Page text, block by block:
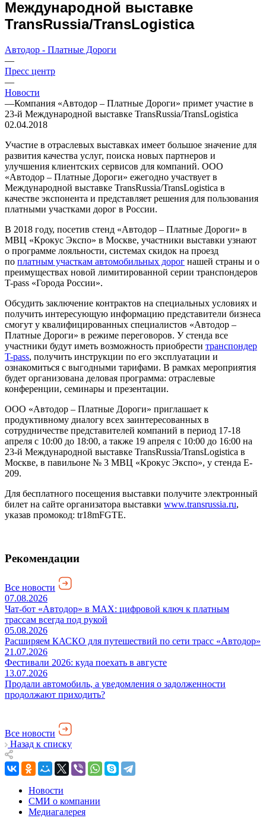
Международной выставке
TransRussia/TransLogistica
Автодор - Платные Дороги
—
Пресс центр
—
Новости
—Компания «Автодор – Платные Дороги» примет участие в
23-й Международной выставке TransRussia/TransLogistica
02.04.2018
Участие в отраслевых выставках имеет большое значение для
развития качества услуг, поиска новых партнеров и
улучшения клиентских сервисов для компаний. ООО
«Автодор – Платные Дороги» ежегодно участвует в
Международной выставке TransRussia/TransLogistica в
качестве экспонента и представляет решения для пользования
платными участками дорог в России.
В 2018 году, посетив стенд «Автодор – Платные Дороги» в
МВЦ «Крокус Экспо» в Москве, участники выставки узнают
о программе лояльности, системах скидок на проезд
по платным участкам автомобильных дорог нашей страны и о
преимуществах новой лимитированной серии транспондеров
T-рass «Города России».
Обсудить заключение контрактов на специальных условиях и
получить интересующую информацию представители бизнеса
смогут у квалифицированных специалистов «Автодор –
Платные Дороги» в режиме переговоров. У стенда все
участники будут иметь возможность приобрести транспондер
T-рass, получить инструкции по его эксплуатации и
ознакомиться с выгодными тарифами. В рамках мероприятия
будет организована деловая программа: отраслевые
конференции, семинары и презентации.
ООО «Автодор – Платные Дороги» приглашает к
продуктивному диалогу всех заинтересованных в
сотрудничестве представителей компаний в период 17-18
апреля с 10:00 до 18:00, а также 19 апреля с 10:00 до 16:00 на
23-й Международной выставке TransRussia/TransLogistica в
Москве, в павильоне № 3 МВЦ «Крокус Экспо», у стенда E-
209.
Для бесплатного посещения выставки получите электронный
билет на сайте организатора выставки www.transrussia.ru,
указав промокод: tr18mFGTE.
Рекомендации
Все новости
07.08.2026
Чат-бот «Автодор» в MAX: цифровой ключ к платным
трассам всегда под рукой
05.08.2026
Расширяем КАСКО для путешествий по сети трасс «Автодор»
21.07.2026
Фестивали 2026: куда поехать в августе
13.07.2026
Продали автомобиль, а уведомления о задолженности
продолжают приходить?
Все новости
Назад к списку
Новости
СМИ о компании
Медиагалерея